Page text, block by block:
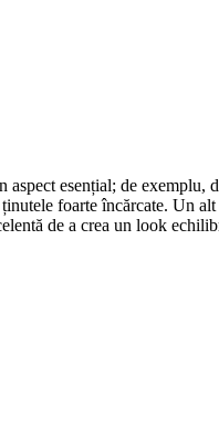
esențial; de
foarte încărcate. Un
de a crea un look